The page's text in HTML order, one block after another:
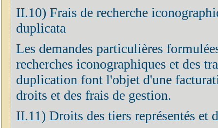
II.10) Frais de recherche
duplicata
Les demandes particulières
recherches iconographiques et des
duplication font l'objet d'une
droits et des frais de gestion.
II.11) Droits des tiers représentés et